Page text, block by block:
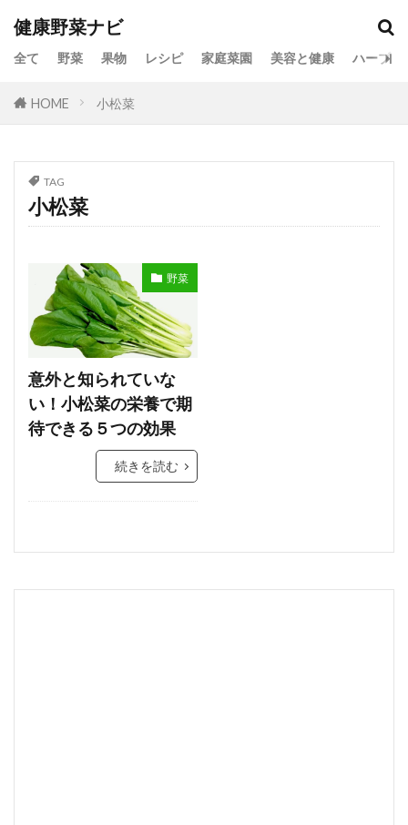
健康野菜ナビ
全て 野菜 果物 レシピ 家庭菜園 美容と健康 ハーブ
HOME 小松菜
TAG
小松菜
野菜
意外と知られていな
い！小松菜の栄養で期
待できる５つの効果
続きを読む